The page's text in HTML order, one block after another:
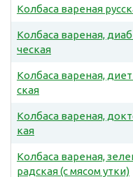
Колбаса вареная
Колбаса вареная,
ческая
Колбаса вареная,
ская
Колбаса вареная,
кая
Колбаса вареная,
радская (с мясом утки)